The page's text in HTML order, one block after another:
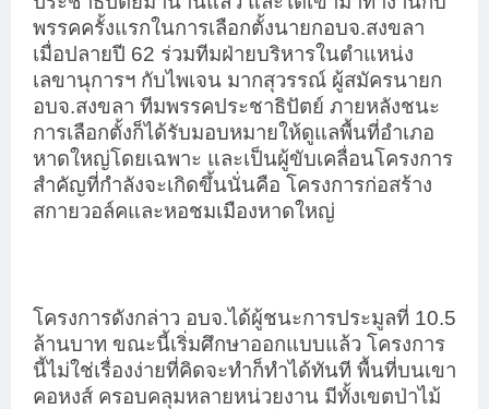
พรรคครั้งแรกในการเลือกตั้งนายกอบจ.สงขลา
เมื่อปลายปี 62 ร่วมทีมฝ่ายบริหารในตำแหน่ง
เลขานุการฯ กับไพเจน มากสุวรรณ์ ผู้สมัครนายก
อบจ.สงขลา ทีมพรรคประชาธิปัตย์ ภายหลังชนะ
การเลือกตั้งก็ได้รับมอบหมายให้ดูแลพื้นที่อำเภอ
หาดใหญ่โดยเฉพาะ และเป็นผู้ขับเคลื่อนโครงการ
สำคัญที่กำลังจะเกิดขึ้นนั่นคือ โครงการก่อสร้าง
สกายวอล์คและหอชมเมืองหาดใหญ่
โครงการดังกล่าว อบจ.ได้ผู้ชนะการประมูลที่ 10.5
ล้านบาท ขณะนี้เริ่มศึกษาออกแบบแล้ว โครงการ
นี้ไม่ใช่เรื่องง่ายที่คิดจะทำก็ทำได้ทันที พื้นที่บนเขา
คอหงส์ ครอบคลุมหลายหน่วยงาน มีทั้งเขตป่าไม้